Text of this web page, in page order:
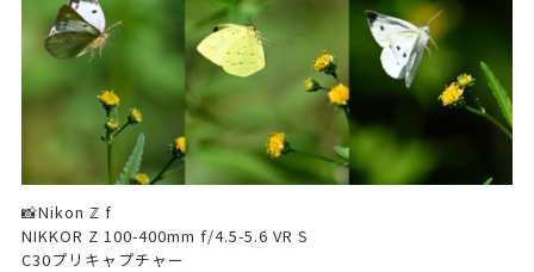
📸Nikon ℤ f
NIKKOR Z 100-400mm f/4.5-5.6 VR S
C30プリキャプチャー